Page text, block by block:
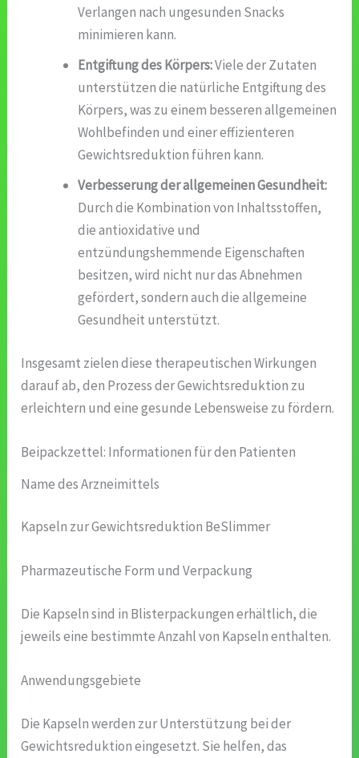
Verlangen nach ungesunden Snacks
minimieren kann.
Entgiftung des Körpers:Viele der Zutaten
unterstützen die natürliche Entgiftung des
Körpers, was zu einem besseren allgemeinen
Wohlbefinden und einer effizienteren
Gewichtsreduktion führen kann.
Verbesserung der allgemeinen Gesundheit:
Durch die Kombination von Inhaltsstoffen,
die antioxidative und
entzündungshemmende Eigenschaften
besitzen, wird nicht nur das Abnehmen
gefördert, sondern auch die allgemeine
Gesundheit unterstützt.
Insgesamt zielen diese therapeutischen Wirkungen
darauf ab, den Prozess der Gewichtsreduktion zu
erleichtern und eine gesunde Lebensweise zu fördern.
Beipackzettel: Informationen für den Patienten
Name des Arzneimittels
Kapseln zur Gewichtsreduktion BeSlimmer
Pharmazeutische Form und Verpackung
Die Kapseln sind in Blisterpackungen erhältlich, die
jeweils eine bestimmte Anzahl von Kapseln enthalten.
Anwendungsgebiete
Die Kapseln werden zur Unterstützung bei der
Gewichtsreduktion eingesetzt. Sie helfen, das